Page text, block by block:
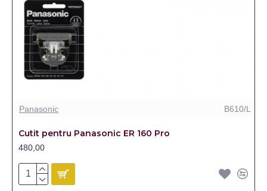
Panasonic B610/L
Cutit pentru Panasonic ER 160 Pro
480,00